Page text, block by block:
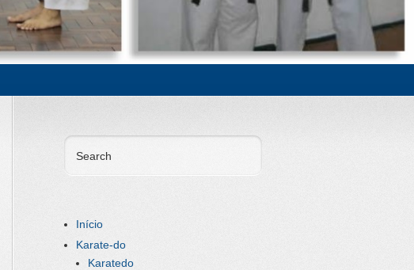
Search
Início
Karate-do
Karatedo